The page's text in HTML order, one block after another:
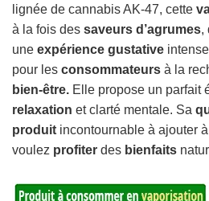
lignée de cannabis AK-47, cette
à la fois des saveurs d’agrumes,
une expérience gustative
pour les consommateurs à la
bien-être. Elle propose un parfait
relaxation et clarté mentale. Sa
produit incontournable à ajouter
voulez profiter des bienfaits